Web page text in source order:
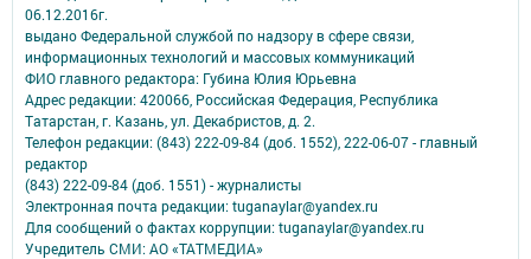
06.12.2016г.
выдано Федеральной службой по надзору в сфере связи,
информационных технологий и массовых коммуникаций
ФИО главного редактора: Губина Юлия Юрьевна
Адрес редакции: 420066, Российская Федерация, Республика
Татарстан, г. Казань, ул. Декабристов, д. 2.
Телефон редакции: (843) 222-09-84 (доб. 1552), 222-06-07 - главный
редактор
(843) 222-09-84 (доб. 1551) - журналисты
Электронная почта редакции: tuganaylar@yandex.ru
Для сообщений о фактах коррупции: tuganaylar@yandex.ru
Учредитель СМИ: АО «ТАТМЕДИА»